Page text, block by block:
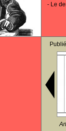
- Le